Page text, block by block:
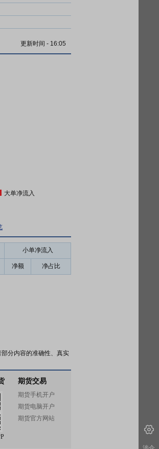
更新时间 - 16:05
大单净流入
小单净流入
净额 净占比
分内容的准确性、真实
期货交易
期货手机开户
期货电脑开户
期货官方网站